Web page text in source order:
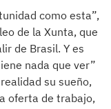
como esta”,
de la Xunta, que
de Brasil. Y es
nada que ver”
su sueño,
oferta de trabajo,